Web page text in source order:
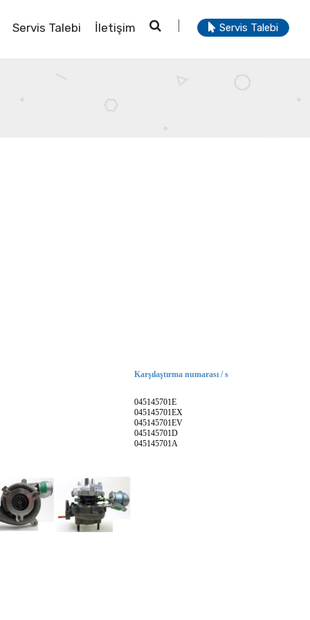
Servis Talebi İletişim Servis Talebi
Karşılaştırma numarası / s
045145701E
045145701EX
045145701EV
045145701D
045145701A